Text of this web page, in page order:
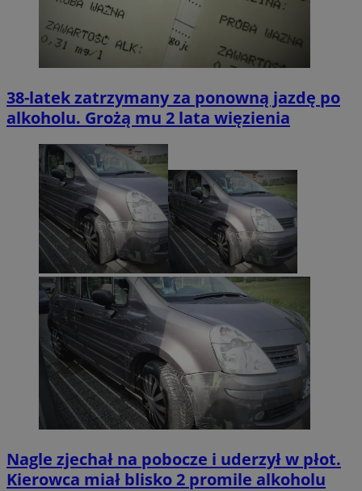
38-latek zatrzymany za ponowną jazdę po
alkoholu. Grożą mu 2 lata więzienia
Nagle zjechał na pobocze i uderzył w płot.
Kierowca miał blisko 2 promile alkoholu